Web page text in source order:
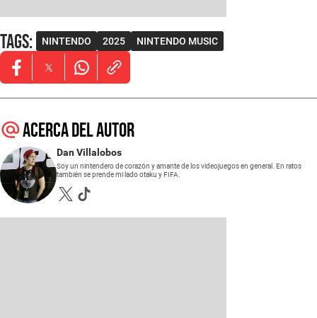
Tags: NINTENDO 2025 NINTENDO MUSIC
Opens in new window
Opens in new window
Opens in new window
Acerca del autor
Dan Villalobos
Soy un nintendero de corazón y amante de los videojuegos en general. En ratos
también se prende mi lado otaku y FIFA.
Opens in new window
Opens in new window